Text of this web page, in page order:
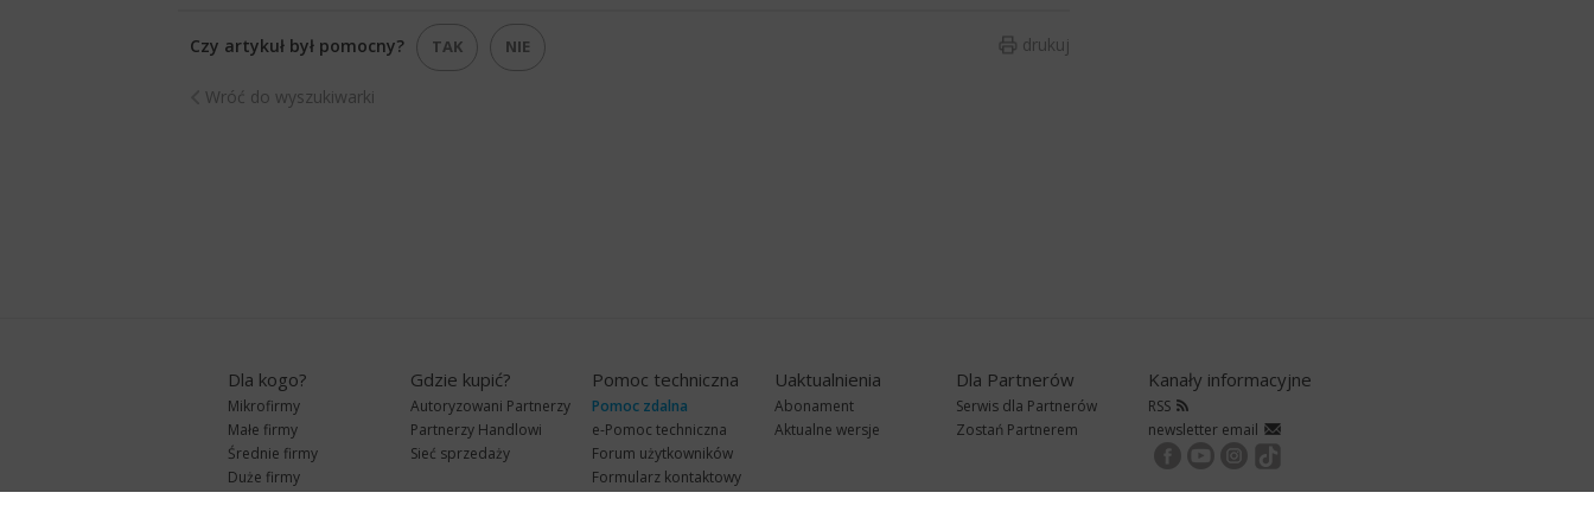
Czy artykuł był pomocny? TAK NIE drukuj
Wróć do wyszukiwarki
Dla kogo?
Mikrofirmy
Małe firmy
Średnie firmy
Duże firmy
Gdzie kupić?
Autoryzowani Partnerzy
Partnerzy Handlowi
Sieć sprzedaży
Pomoc techniczna
Pomoc zdalna
e-Pomoc techniczna
Forum użytkowników
Formularz kontaktowy
Uaktualnienia
Abonament
Aktualne wersje
Dla Partnerów
Serwis dla Partnerów
Zostań Partnerem
Kanały informacyjne
RSS
newsletter email